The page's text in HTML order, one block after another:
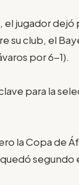
el jugador
su club, el
por 6-1).
para la
la Copa de
segundo